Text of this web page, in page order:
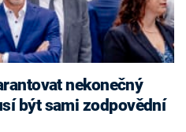
být sami zodpovědní